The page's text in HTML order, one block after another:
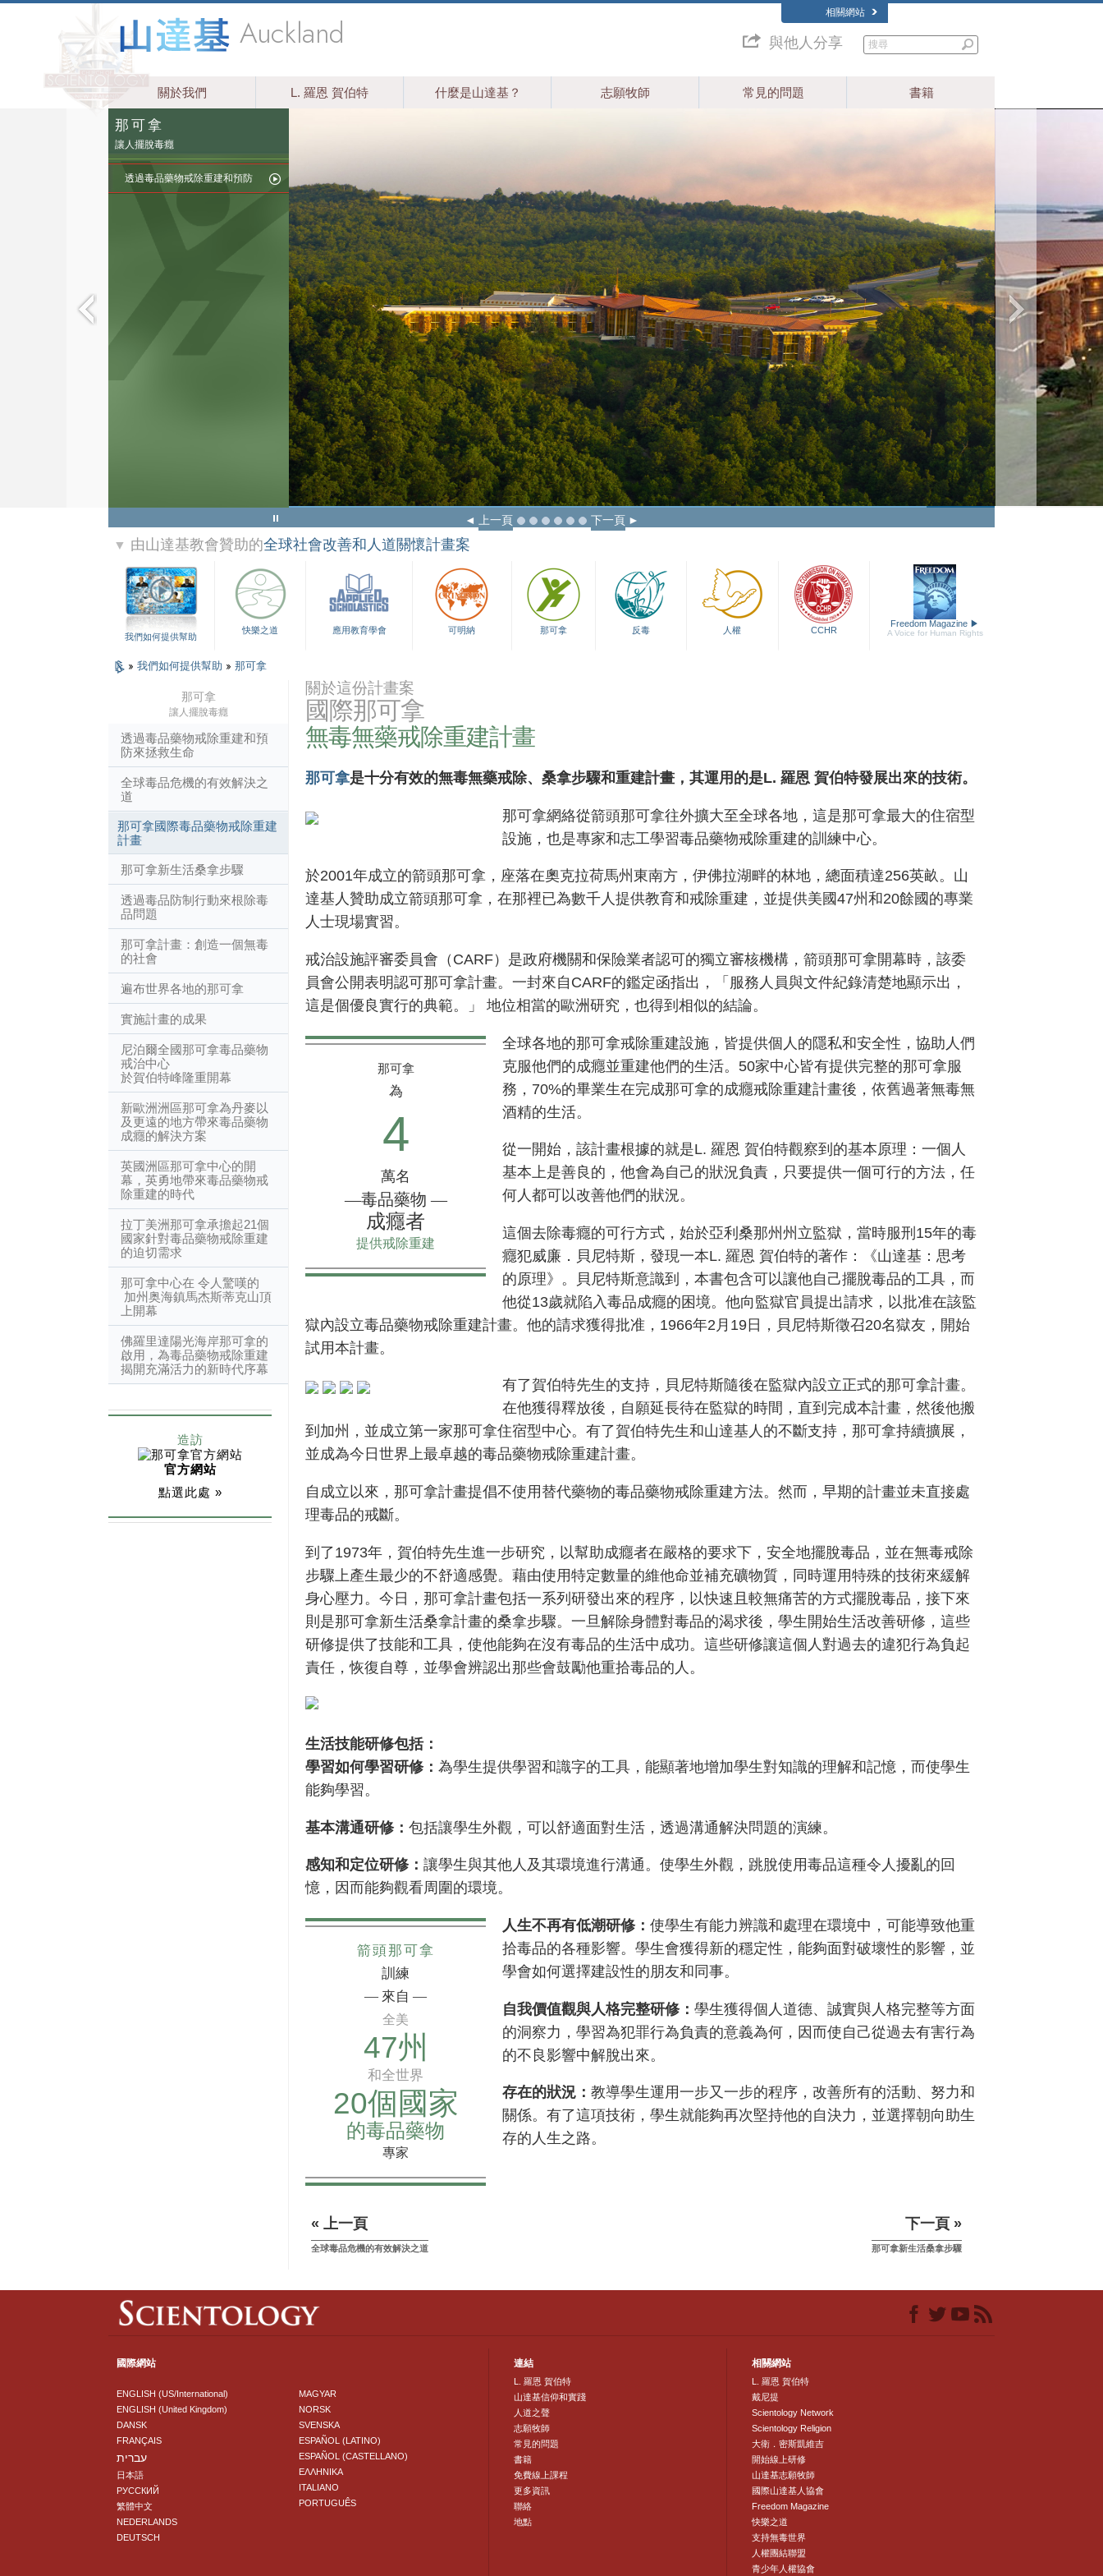
相關網站
Auckland 與他人分享
關於我們 L. 羅恩 賀伯特 什麼是山達基？ 志願牧師 常見的問題 書籍
那可拿
讓人擺脫毒癮
透過毒品藥物戒除重建和預防
那可拿
觀賞影片
上一頁 下一頁
▼ 由山達基教會贊助的全球社會改善和人道關懷計畫案
我們如何提供幫助
快樂之道 應用教育學會 可明納 那可拿 反毒 人權 CCHR
Freedom Magazine ▶
A Voice for Human Rights
» 我們如何提供幫助 » 那可拿
關於這份計畫案
國際那可拿
無毒無藥戒除重建計畫
那可拿是十分有效的無毒無藥戒除、桑拿步驟和重建計畫，其運用的是L. 羅恩 賀伯特發展出來的技術。
那可拿網絡從箭頭那可拿往外擴大至全球各地，這是那可拿最大的住宿型
設施，也是專家和志工學習毒品藥物戒除重建的訓練中心。
於2001年成立的箭頭那可拿，座落在奧克拉荷馬州東南方，伊佛拉湖畔的林地，總面積達256英畝。山
達基人贊助成立箭頭那可拿，在那裡已為數千人提供教育和戒除重建，並提供美國47州和20餘國的專業
人士現場實習。
戒治設施評審委員會（CARF）是政府機關和保險業者認可的獨立審核機構，箭頭那可拿開幕時，該委
員會公開表明認可那可拿計畫。一封來自CARF的鑑定函指出，「服務人員與文件紀錄清楚地顯示出，
這是個優良實行的典範。」 地位相當的歐洲研究，也得到相似的結論。
那可拿
為
4
萬名
—毒品藥物 —
成癮者
提供戒除重建
全球各地的那可拿戒除重建設施，皆提供個人的隱私和安全性，協助人們
克服他們的成癮並重建他們的生活。50家中心皆有提供完整的那可拿服
務，70%的畢業生在完成那可拿的成癮戒除重建計畫後，依舊過著無毒無
酒精的生活。
從一開始，該計畫根據的就是L. 羅恩 賀伯特觀察到的基本原理：一個人
基本上是善良的，他會為自己的狀況負責，只要提供一個可行的方法，任
何人都可以改善他們的狀況。
這個去除毒癮的可行方式，始於亞利桑那州州立監獄，當時服刑15年的毒
癮犯威廉．貝尼特斯，發現一本L. 羅恩 賀伯特的著作：《山達基：思考
的原理》 。貝尼特斯意識到，本書包含可以讓他自己擺脫毒品的工具，而
他從13歲就陷入毒品成癮的困境。他向監獄官員提出請求，以批准在該監
獄內設立毒品藥物戒除重建計畫。他的請求獲得批准，1966年2月19日，貝尼特斯徵召20名獄友，開始
試用本計畫。
有了賀伯特先生的支持，貝尼特斯隨後在監獄內設立正式的那可拿計畫。
在他獲得釋放後，自願延長待在監獄的時間，直到完成本計畫，然後他搬
到加州，並成立第一家那可拿住宿型中心。有了賀伯特先生和山達基人的不斷支持，那可拿持續擴展，
並成為今日世界上最卓越的毒品藥物戒除重建計畫。
自成立以來，那可拿計畫提倡不使用替代藥物的毒品藥物戒除重建方法。然而，早期的計畫並未直接處
理毒品的戒斷。
到了1973年，賀伯特先生進一步研究，以幫助成癮者在嚴格的要求下，安全地擺脫毒品，並在無毒戒除
步驟上產生最少的不舒適感覺。藉由使用特定數量的維他命並補充礦物質，同時運用特殊的技術來緩解
身心壓力。今日，那可拿計畫包括一系列研發出來的程序，以快速且較無痛苦的方式擺脫毒品，接下來
則是那可拿新生活桑拿計畫的桑拿步驟。一旦解除身體對毒品的渴求後，學生開始生活改善研修，這些
研修提供了技能和工具，使他能夠在沒有毒品的生活中成功。這些研修讓這個人對過去的違犯行為負起
責任，恢復自尊，並學會辨認出那些會鼓勵他重拾毒品的人。
生活技能研修包括：
學習如何學習研修： 為學生提供學習和識字的工具，能顯著地增加學生對知識的理解和記憶，而使學生
能夠學習。
基本溝通研修： 包括讓學生外觀，可以舒適面對生活，透過溝通解決問題的演練。
感知和定位研修： 讓學生與其他人及其環境進行溝通。使學生外觀，跳脫使用毒品這種令人擾亂的回
憶，因而能夠觀看周圍的環境。
箭頭那可拿
訓練
— 來自 —
全美
47州
和全世界
20個國家
的毒品藥物
專家
人生不再有低潮研修： 使學生有能力辨識和處理在環境中，可能導致他重
拾毒品的各種影響。學生會獲得新的穩定性，能夠面對破壞性的影響，並
學會如何選擇建設性的朋友和同事。
自我價值觀與人格完整研修： 學生獲得個人道德、誠實與人格完整等方面
的洞察力，學習為犯罪行為負責的意義為何，因而使自己從過去有害行為
的不良影響中解脫出來。
存在的狀況： 教導學生運用一步又一步的程序，改善所有的活動、努力和
關係。有了這項技術，學生就能夠再次堅持他的自決力，並選擇朝向助生
存的人生之路。
« 上一頁
全球毒品危機的有效解決之道
下一頁 »
那可拿新生活桑拿步驟
那可拿
讓人擺脫毒癮
透過毒品藥物戒除重建和預
防來拯救生命
全球毒品危機的有效解決之
道
那可拿國際毒品藥物戒除重建
計畫
那可拿新生活桑拿步驟
透過毒品防制行動來根除毒
品問題
那可拿計畫：創造一個無毒
的社會
遍布世界各地的那可拿
實施計畫的成果
尼泊爾全國那可拿毒品藥物
戒治中心
於賀伯特峰隆重開幕
新歐洲洲區那可拿為丹麥以
及更遠的地方帶來毒品藥物
成癮的解決方案
英國洲區那可拿中心的開
幕，英勇地帶來毒品藥物戒
除重建的時代
拉丁美洲那可拿承擔起21個
國家針對毒品藥物戒除重建
的迫切需求
那可拿中心在 令人驚嘆的
加州奥海鎮馬杰斯蒂克山頂
上開幕
佛羅里達陽光海岸那可拿的
啟用，為毒品藥物戒除重建
揭開充滿活力的新時代序幕
造訪
官方網站
點選此處 »
國際網站
ENGLISH (US/International)
ENGLISH (United Kingdom)
DANSK
FRANÇAIS
עברית
日本語
РУССКИЙ
繁體中文
NEDERLANDS
DEUTSCH
MAGYAR
NORSK
SVENSKA
ESPAÑOL (LATINO)
ESPAÑOL (CASTELLANO)
ΕΛΛΗΝΙΚA
ITALIANO
PORTUGUÊS
連結
L. 羅恩 賀伯特
山達基信仰和實踐
人道之聲
志願牧師
常見的問題
書籍
免費線上課程
更多資訊
聯絡
地點
相關網站
L. 羅恩 賀伯特
戴尼提
Scientology Network
Scientology Religion
大衛．密斯凱維吉
開始線上研修
山達基志願牧師
國際山達基人協會
Freedom Magazine
快樂之道
支持無毒世界
人權團結聯盟
青少年人權協會